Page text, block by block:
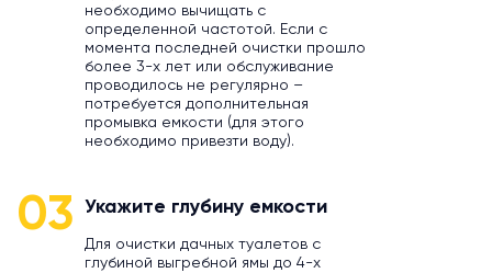
необходимо вычищать с
определенной частотой. Если с
момента последней очистки прошло
более 3-х лет или обслуживание
проводилось не регулярно –
потребуется дополнительная
промывка емкости (для этого
необходимо привезти воду).
03 Укажите глубину емкости
Для очистки дачных туалетов с
глубиной выгребной ямы до 4-х